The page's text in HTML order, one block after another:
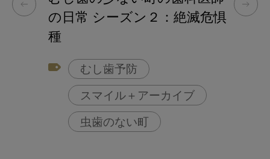
の日常 シーズン２：絶滅危惧
種
むし歯予防
スマイル＋アーカイブ
虫歯のない町